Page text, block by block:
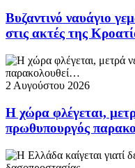
Βυζαντινό ναυάγιο
στις ακτές της
2 Αυγούστου 2026
Η χώρα φλέγεται,
πρωθυπουργός